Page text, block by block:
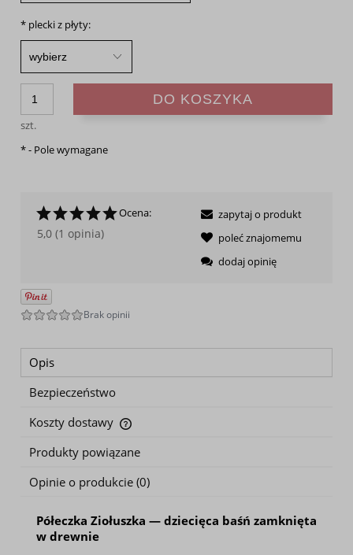
* plecki z płyty:
szt.
DO KOSZYKA
*- Pole wymagane
Ocena:
5,0 (1 opinia)
zapytaj o produkt
poleć znajomemu
dodaj opinię
Opis
Bezpieczeństwo
Koszty dostawy
Cena nie zawiera ewentualnych kosztów płatności
Produkty powiązane
Opinie o produkcie (0)
Półeczka Ziołuszka — dziecięca baśń zamknięta
w drewnie